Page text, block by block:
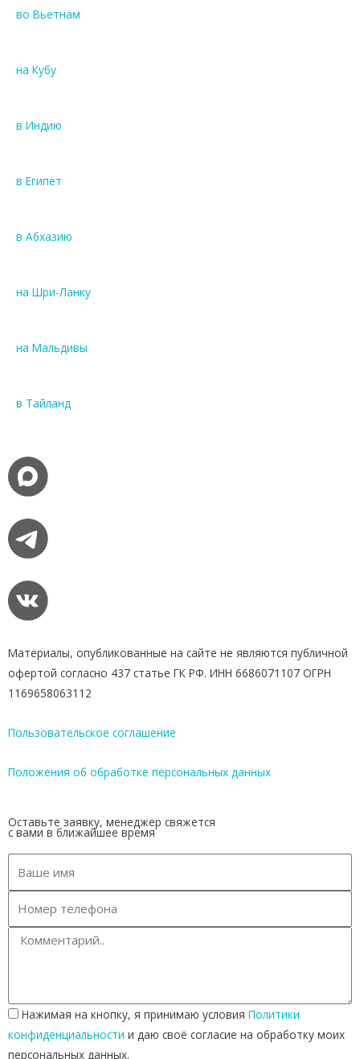
во Вьетнам
на Кубу
в Индию
в Египет
в Абхазию
на Шри-Ланку
на Мальдивы
в Тайланд
Материалы, опубликованные на сайте не являются публичной
офертой согласно 437 статье ГК РФ. ИНН 6686071107 ОГРН
1169658063112
Пользовательское соглашение
Положения об обработке персональных данных
Оставьте заявку, менеджер свяжется
с вами в ближайшее время
Нажимая на кнопку, я принимаю условия Политики
конфиденциальности и даю своё согласие на обработку моих
персональных данных.